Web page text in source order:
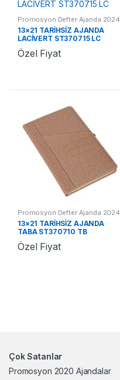
Promosyon Defter Ajanda 2024
Promosyon 2024 Ajandalar
13×21 TARİHSİZ AJANDA
LACİVERT ST370715 LC
Özel Fiyat
Promosyon Defter Ajanda 2024
Promosyon 2024 Ajandalar
13×21 TARİHSİZ AJANDA
TABA ST370710 TB
Özel Fiyat
Çok Satanlar
Promosyon 2020 Ajandalar